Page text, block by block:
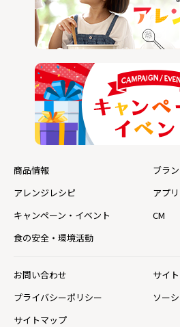
商品情報
ブラ
アレンジレシピ
アプリ
キャンペーン・イベント
CM
食の安全・環境活動
お問い合わせ
サイ
プライバシーポリシー
ソー
サイトマップ